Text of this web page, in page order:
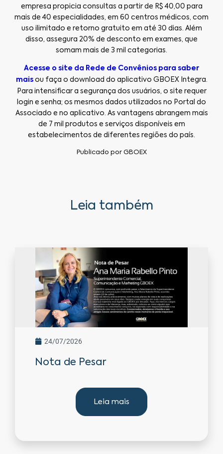
empresa propicia consultas a partir de R$ 40,00 para
mais de 40 especialidades, em 60 centros médicos, com
uso ilimitado e retorno gratuito em até 30 dias. Além
disso, assegura 20% de desconto em exames, que
somam mais de 3 mil categorias.
Acesse o site da Rede de Convênios para saber
maisou faça o download do aplicativo GBOEX Integra.
Para intensificar a segurança dos usuários, o site requer
login e senha; os mesmos dados utilizados no Portal do
Associado e no aplicativo. As vantagens abrangem mais
de 7 mil produtos e serviços disponíveis em
estabelecimentos de diferentes regiões do país.
Publicado porGBOEX
Leia também
24/07/2026
Nota de Pesar
Leia mais